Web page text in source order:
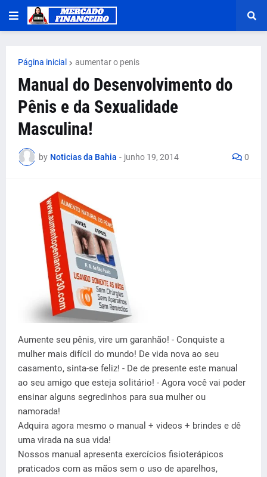
Página inicial aumentar o penis
Manual do Desenvolvimento do
Pênis e da Sexualidade
Masculina!
by Noticias da Bahia - junho 19, 2014 0
Aumente seu pênis, vire um garanhão! - Conquiste a
mulher mais difícil do mundo! De vida nova ao seu
casamento, sinta-se feliz! - De de presente este manual
ao seu amigo que esteja solitário! - Agora você vai poder
ensinar alguns segredinhos para sua mulher ou
namorada!
Adquira agora mesmo o manual + videos + brindes e dê
uma virada na sua vida!
Nossos manual apresenta exercícios fisioterápicos
praticados com as mãos sem o uso de aparelhos,